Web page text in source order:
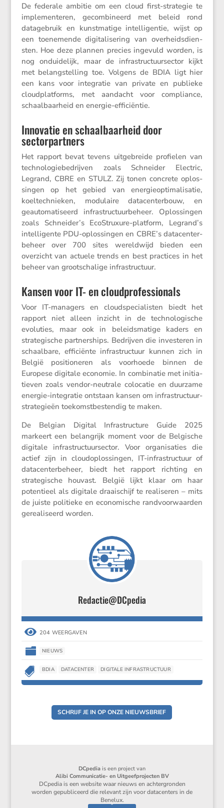
De federale ambitie om een cloud first-strategie te
imple­men­teren, gecom­bi­neerd met beleid rond
datage­bruik en kunst­ma­tige intel­li­gentie, wijst op
een toene­mende digita­li­se­ring van overheids­dien­
sten. Hoe deze plannen precies ingevuld worden, is
nog ondui­de­lijk, maar de infra­struc­tuur­sector kijkt
met belang­stel­ling toe. Volgens de BDIA ligt hier
een kans voor integratie van private en publieke
cloud­plat­forms, met aandacht voor compli­ance,
schaal­baar­heid en energie-efficiëntie.
Innovatie en schaalbaarheid door
sectorpartners
Het rapport bevat tevens uitge­breide profielen van
techno­lo­gie­be­drijven zoals Schneider Electric,
Legrand, CBRE en STULZ. Zij tonen concrete oplos­
singen op het gebied van energie­op­ti­ma­li­satie,
koeltech­nieken, modulaire datacen­ter­bouw, en
geauto­ma­ti­seerd infra­struc­tuur­be­heer. Oplos­singen
zoals Schneider’s EcoStruxure-platform, Legrand’s
intel­li­gente PDU-oplos­singen en CBRE’s datacen­ter­
be­heer over 700 sites wereld­wijd bieden een
overzicht van actuele trends en best practices in het
beheer van groot­scha­lige infrastructuur.
Kansen voor IT- en cloudprofessionals
Voor IT-managers en cloud­spe­ci­a­listen biedt het
rapport niet alleen inzicht in de techno­lo­gi­sche
evolu­ties, maar ook in beleids­ma­tige kaders en
strate­gi­sche partner­ships. Bedrijven die inves­teren in
schaal­bare, effici­ënte infra­struc­tuur kunnen zich in
België positi­o­neren als voorhoede binnen de
Europese digitale economie. In combi­natie met initi­a­
tieven zoals vendor-neutrale colocatie en duurzame
energie-integratie ontstaan kansen om infra­struc­tuur­
stra­te­gieën toekomst­be­stendig te maken.
De Belgian Digital Infra­struc­ture Guide 2025
markeert een belang­rijk moment voor de Belgi­sche
digitale infra­struc­tuur­sector. Voor organi­sa­ties die
actief zijn in cloud­op­los­singen, IT-infra­struc­tuur of
datacen­ter­be­heer, biedt het rapport richting en
strate­gi­sche houvast. België lijkt klaar om haar
poten­tieel als digitale draai­schijf te reali­seren – mits
de juiste politieke en econo­mi­sche randvoor­waarden
gerea­li­seerd worden.
Redactie@DCpedia
 204 WEERGAVEN
 NIEUWS
 BDIA DATACENTER DIGITALE INFRASTRUCTUUR
SCHRIJF JE IN OP ONZE NIEUWSBRIEF
DCpedia is een project van
Alibi Communicatie- en Uitgeefprojecten BV
DCpedia is een website waar nieuws en achtergronden
worden gepubliceerd die relevant zijn voor datacenters in de
Benelux.